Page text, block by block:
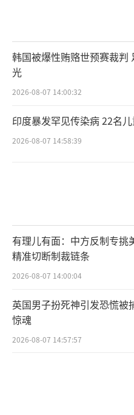
韩国被爆性贿赂世预赛裁判
光
2026-08-07 14:00:32
印度暴发罕见传染病 22名
2026-08-07 14:58:39
有理儿有面：中方反制专挑
精准切断制裁链条
2026-08-07 14:00:04
英国男子扮死神引发恐慌被
惊魂
2026-08-07 14:57:57